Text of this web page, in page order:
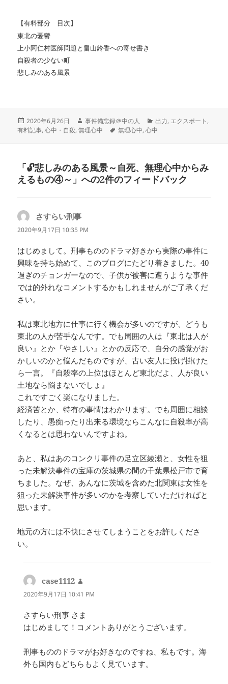
【有料部分 目次】
東北の憂鬱
上小阿仁村医師問題と畠山鈴香への寄せ書き
自殺者の少ない町
悲しみのある風景
投
稿
2020年6月26日
作
成
事件備忘録＠中の人
カ
テ
出力, エクスポート ,
有料記事,心中・自殺,無理心中
タ
無理心中,心中
「🔓悲しみのある風景～自死、無理心中からみ
えるもの④～」への2件のフィードバック
さすらい刑事
り:
2020年9月17日 10:35 PM
はじめまして。刑事もののドラマ好きから実際の事件に
興味を持ち始めて、このブログにたどり着きました。40
過ぎのチョンガーなので、子供が被害に遭うような事件
では的外れなコメントするかもしれませんがご了承くだ
さい。
私は東北地方に仕事に行く機会が多いのですが、どうも
東北の人が苦手なんです。でも周囲の人は『東北は人が
良い』とか『やさしい』とかの反応で、自分の感覚がお
かしいのかと悩んだものですが、古い友人に投げ掛けた
ら一言。『自殺率の上位はほとんど東北だよ、人が良い
土地なら悩まないでしょ』
これですごく楽になりました。
経済苦とか、特有の事情はわかります。でも周囲に相談
したり、愚痴ったり出来る環境ならこんなに自殺率が高
くなるとは思わないんですよね。
あと、私はあのコンクリ事件の足立区綾瀬と、女性を狙
った未解決事件の宝庫の茨城県の間の千葉県松戸市で育
ちました。なぜ、あんなに茨城を含めた北関東は女性を
狙った未解決事件が多いのかを考察していただければと
思います。
地元の方には不快にさせてしまうことをお許しくださ
い。
case1112
り:
2020年9月17日 10:41 PM
さすらい刑事 さま
はじめまして！コメントありがとうございます。
刑事もののドラマがお好きなのですね、私もです。海
外も国内もどちらもよく見ています。